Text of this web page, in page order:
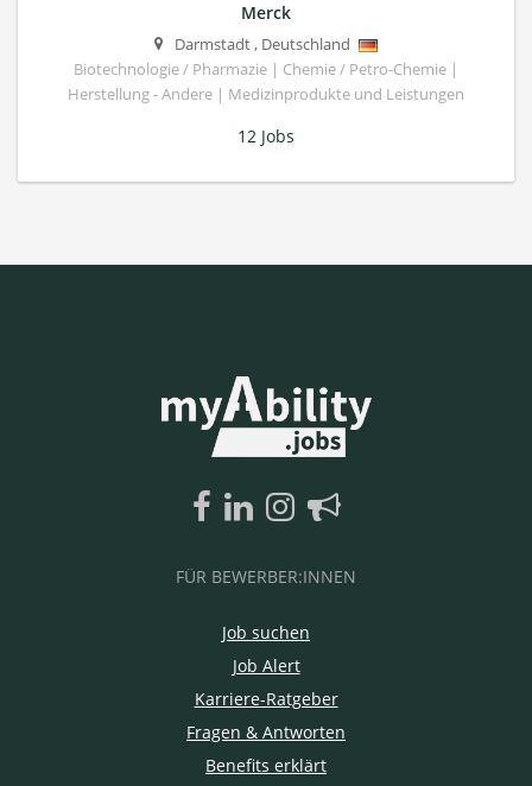
Merck
Darmstadt, Deutschland
Biotechnologie / Pharmazie | Chemie / Petro-Chemie |
Herstellung - Andere | Medizinprodukte und Leistungen
12 Jobs
FÜR BEWERBER:INNEN
Job suchen
Job Alert
Karriere-Ratgeber
Fragen & Antworten
Benefits erklärt